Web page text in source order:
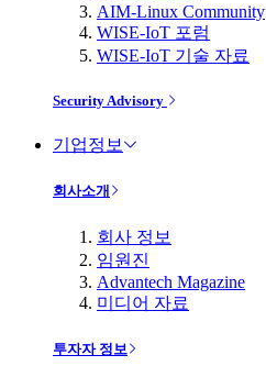
AIM-Linux Community
WISE-IoT 포럼
WISE-IoT 기술 자료
Security Advisory
기업정보
회사소개
회사 정보
임원진
Advantech Magazine
미디어 자료
투자자 정보